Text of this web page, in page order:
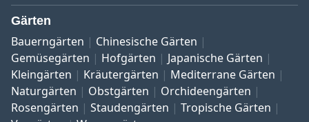
Gärten
Bauerngärten
Chinesische Gärten
Gemüsegärten
Hofgärten
Japanische Gärten
Kleingärten
Kräutergärten
Mediterrane Gärten
Naturgärten
Obstgärten
Orchideengärten
Rosengärten
Staudengärten
Tropische Gärten